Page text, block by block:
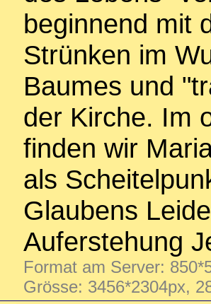
beginnend mit
Strünken im
Baumes und
der Kirche. Im
finden wir
als
Glaubens
Auferstehung
Format am Server:
Grösse: 3456*2304px,